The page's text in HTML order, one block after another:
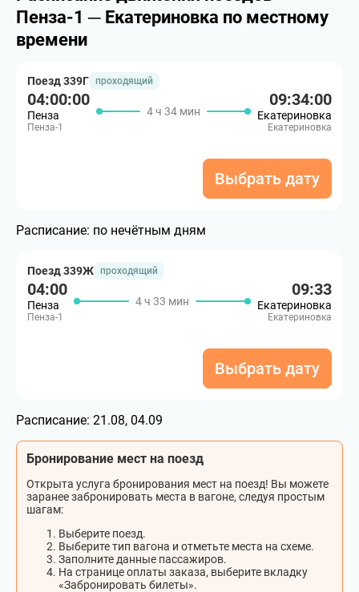
Пенза-1 ─ Екатериновка по местному
времени
Поезд 339Г проходящий
04:00:00
Пенза
Пенза-1
4 ч 34 мин
09:34:00
Екатериновка
Екатериновка
Выбрать дату
Расписание: по нечётным дням
Поезд 339Ж проходящий
04:00
Пенза
Пенза-1
4 ч 33 мин
09:33
Екатериновка
Екатериновка
Выбрать дату
Расписание: 21.08, 04.09
Бронирование мест на поезд
Открыта услуга бронирования мест на поезд! Вы можете
заранее забронировать места в вагоне, следуя простым
шагам:
Выберите поезд.
Выберите тип вагона и отметьте места на схеме.
Заполните данные пассажиров.
На странице оплаты заказа, выберите вкладку
«Забронировать билеты».